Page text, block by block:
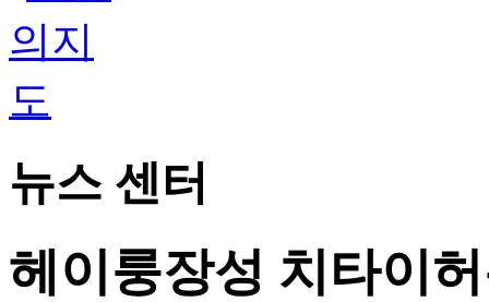
뉴스 센터
헤이룽장성 치타이